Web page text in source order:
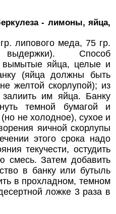
- лимоны, яйца,
липового меда, 75 гр.
Способ
вымытые яйца, целые и
(яйца должны быть
желтой скорлупой); из
им яйца. Банку
темной бумагой и
не холодное), сухое и
яичной скорлупы
этого срока надо
текучести, остудить
смесь. Затем добавить
в банку или бутыль
в прохладном, темном
ложке 3 раза в